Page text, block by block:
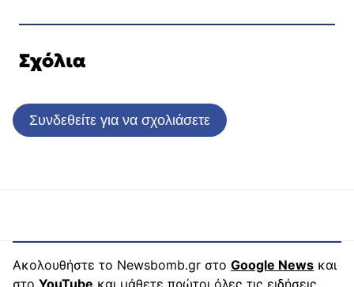
Σχόλια
Συνδεθείτε για να σχολιάσετε
Ακολουθήστε το Newsbomb.gr στο Google News και
στο YouTube και μάθετε πρώτοι όλες τις ειδήσεις.